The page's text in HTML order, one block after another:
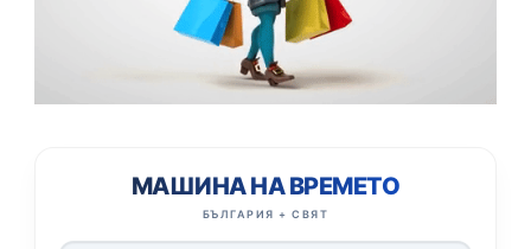
МАШИНА НА ВРЕМЕТО
БЪЛГАРИЯ + СВЯТ